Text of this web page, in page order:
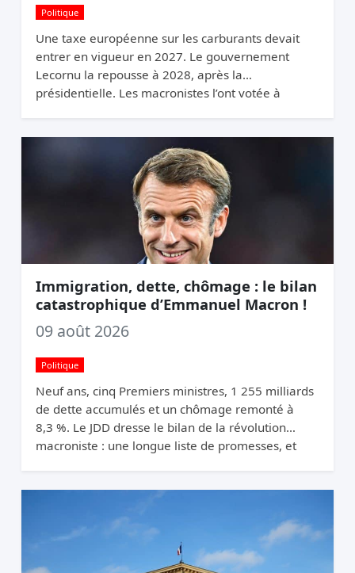
Politique
Une taxe européenne sur les carburants devait
entrer en vigueur en 2027. Le gouvernement
Lecornu la repousse à 2028, après la
présidentielle. Les macronistes l’ont votée à
Immigration, dette, chômage : le bilan
catastrophique d’Emmanuel Macron !
09 août 2026
Politique
Neuf ans, cinq Premiers ministres, 1 255 milliards
de dette accumulés et un chômage remonté à
8,3 %. Le JDD dresse le bilan de la révolution
macroniste : une longue liste de promesses, et